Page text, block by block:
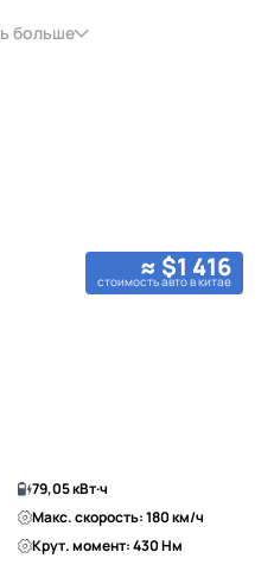
больше
≈ $1 416
стоимость авто в китае
79,05 кВт·ч
Макс. скорость: 180 км/ч
Крут. момент: 430 Нм